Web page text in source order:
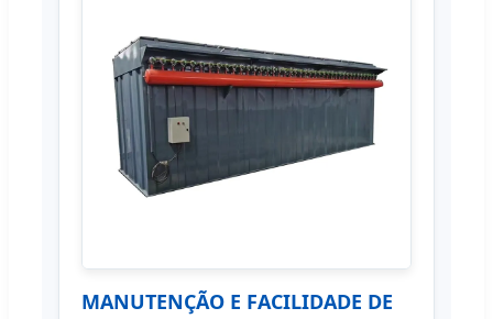
MANUTENÇÃO E FACILIDADE DE